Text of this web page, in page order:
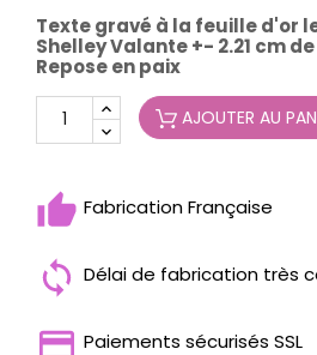
Texte gravé à la feuille d'or
Shelley Valante+- 2.21 cm
Repose en paix
AJOUTER AU
Fabrication Française
Délai de fabrication très
Paiements sécurisés SSL